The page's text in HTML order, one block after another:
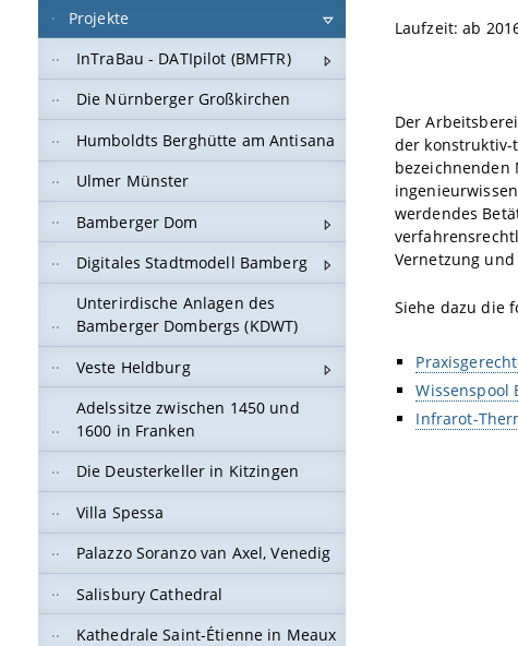
Projekte
InTraBau - DATIpilot (BMFTR)
Die Nürnberger Großkirchen
Humboldts Berghütte am Antisana
Ulmer Münster
Bamberger Dom
Digitales Stadtmodell Bamberg
Unterirdische Anlagen des
Bamberger Dombergs (KDWT)
Veste Heldburg
Adelssitze zwischen 1450 und
1600 in Franken
Die Deusterkeller in Kitzingen
Villa Spessa
Palazzo Soranzo van Axel, Venedig
Salisbury Cathedral
Kathedrale Saint-Étienne in Meaux
Laufzeit: ab
Der
der konstruktiv-
bezeichnenden
werdendes
Vernetzung
Siehe dazu die
Wissenspool
Infrarot-